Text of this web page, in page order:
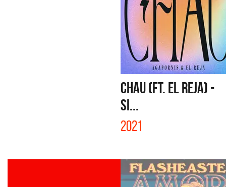
CHAU (FT. EL REJA) -
SI...
2021